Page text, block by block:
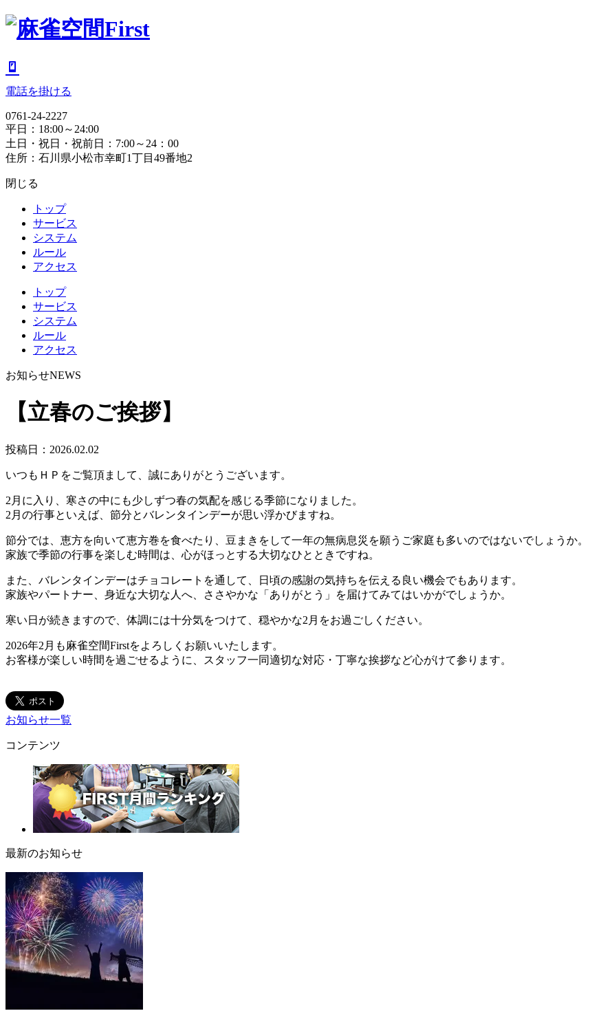
電話を掛ける
0761-24-2227
平日：18:00～24:00
土日・祝日・祝前日：7:00～24：00
住所：石川県小松市幸町1丁目49番地2
閉じる
トップ
サービス
システム
ルール
アクセス
トップ
サービス
システム
ルール
アクセス
お知らせNEWS
【立春のご挨拶】
投稿日： 2026.02.02
いつもＨＰをご覧頂まして、誠にありがとうございます。
2月に入り、寒さの中にも少しずつ春の気配を感じる季節になりました。
2月の行事といえば、節分とバレンタインデーが思い浮かびますね。
節分では、恵方を向いて恵方巻を食べたり、豆まきをして一年の無病息災を願うご家庭も多いのではないでしょうか。
家族で季節の行事を楽しむ時間は、心がほっとする大切なひとときですね。
また、バレンタインデーはチョコレートを通して、日頃の感謝の気持ちを伝える良い機会でもあります。
家族やパートナー、身近な大切な人へ、ささやかな「ありがとう」を届けてみてはいかがでしょうか。
寒い日が続きますので、体調には十分気をつけて、穏やかな2月をお過ごしください。
2026年2月も麻雀空間Firstをよろしくお願いいたします。
お客様が楽しい時間を過ごせるように、スタッフ一同適切な対応・丁寧な挨拶など心がけて参ります。
お知らせ一覧
コンテンツ
最新のお知らせ